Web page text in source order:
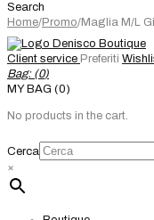
Search
Home/Promo/Maglia M/L
Client service Preferiti
Bag: (0)
MY BAG (0)
No products in the cart.
Cerca
×